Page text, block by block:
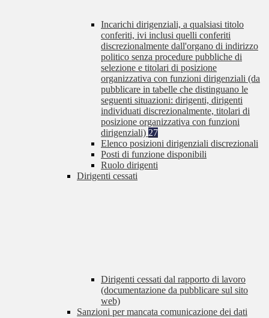
Incarichi dirigenziali, a qualsiasi titolo
conferiti, ivi inclusi quelli conferiti
discrezionalmente dall'organo di indirizzo
politico senza procedure pubbliche di
selezione e titolari di posizione
organizzativa con funzioni dirigenziali (da
pubblicare in tabelle che distinguano le
seguenti situazioni: dirigenti, dirigenti
individuati discrezionalmente, titolari di
posizione organizzativa con funzioni
dirigenziali) 27
Elenco posizioni dirigenziali discrezionali
Posti di funzione disponibili
Ruolo dirigenti
Dirigenti cessati
Dirigenti cessati dal rapporto di lavoro
(documentazione da pubblicare sul sito
web)
Sanzioni per mancata comunicazione dei dati